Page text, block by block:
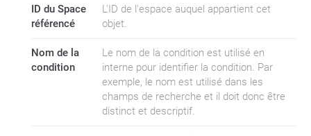
ID du Space
référencé
L'ID de l'espace auquel appartient cet
objet.
Nom de la
condition
Le nom de la condition est utilisé en
interne pour identifier la condition. Par
exemple, le nom est utilisé dans les
champs de recherche et il doit donc être
distinct et descriptif.